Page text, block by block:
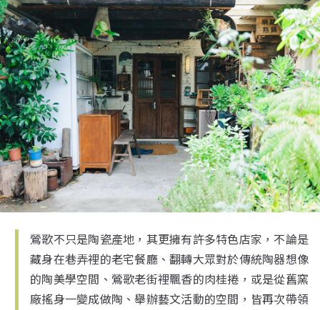
鶯歌不只是陶瓷產地，其更擁有許多特色店家，不論是
藏身在巷弄裡的老宅餐廳、翻轉大眾對於傳統陶器想像
的陶美學空間、鶯歌老街裡飄香的肉桂捲，或是從舊窯
廠搖身一變成做陶、舉辦藝文活動的空間，皆再次帶領